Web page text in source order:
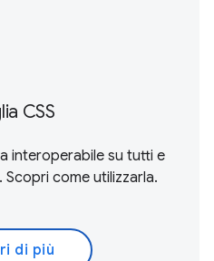
CSS
interoperabile su tutti e
come utilizzarla.
di più